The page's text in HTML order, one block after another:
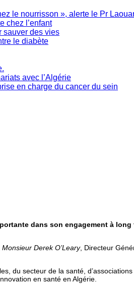
le nourrisson », alerte le Pr
chez l’enfant
sauver des vies
le diabète
avec l’Algérie
en charge du cancer du sein
dans son engagement à
Monsieur Derek O’Leary, Directeur
du secteur de la santé,
en santé en Algérie.